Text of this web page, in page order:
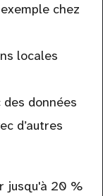
chez
locales
données
d’autres
jusqu'à 20 %